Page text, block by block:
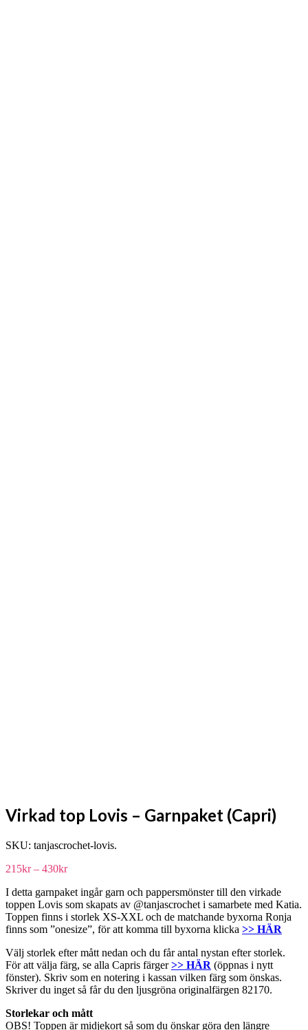
Virkad top Lovis – Garnpaket (Capri)
SKU: tanjascrochet-lovis.
215kr – 430krPrisintervall:
till
430kr
I detta garnpaket ingår garn och pappersmönster till den virkade
toppen Lovis som skapats av @tanjascrochet i samarbete med Katia.
Toppen finns i storlek XS-XXL och de matchande byxorna Ronja
finns som ”onesize”, för att komma till byxorna klicka >> HÄR
Välj storlek efter mått nedan och du får antal nystan efter storlek.
För att välja färg, se alla Capris färger>> HÄR (öppnas i nytt
fönster). Skriv som en notering i kassan vilken färg som önskas.
Skriver du inget så får du den ljusgröna originalfärgen 82170.
Storlekar och mått
OBS! Toppen är midjekort så som du önskar göra den längre